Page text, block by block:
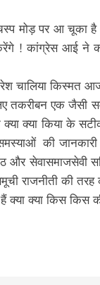
मोड़ पर आ चूका
! कांग्रेस आई ने
चालिया किस्मत
तकरीबन एक
ने क्या क्या किया के
की
सेवासमाजसेवी
समूची राजनीती
क्या किस किस